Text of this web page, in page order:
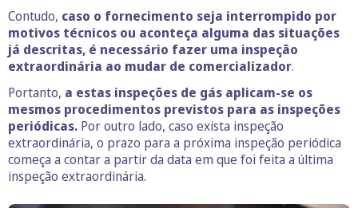
Contudo, caso o fornecimento seja interrompido por
motivos técnicos ou aconteça alguma das situações
já descritas, é necessário fazer uma inspeção
extraordinária ao mudar de comercializador.
Portanto, a estas inspeções de gás aplicam-se os
mesmos procedimentos previstos para as inspeções
periódicas. Por outro lado, caso exista inspeção
extraordinária, o prazo para a próxima inspeção periódica
começa a contar a partir da data em que foi feita a última
inspeção extraordinária.